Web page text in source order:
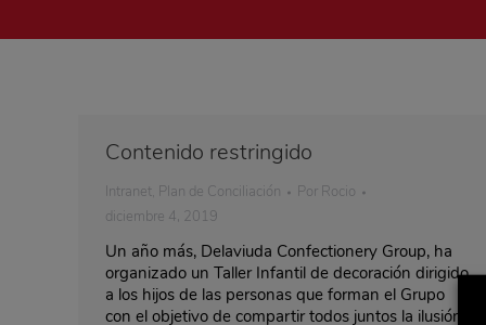
window
Contenido restringido
Intranet Plan de Conciliación Por Rocio
diciembre 4, 2019
Un año más, Delaviuda Confectionery Group, ha
organizado un Taller Infantil de decoración dirigido
a los hijos de las personas que forman el Grupo
con el objetivo de compartir todos juntos la ilusión